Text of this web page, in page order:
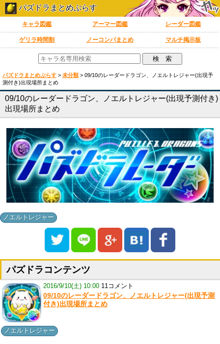
パズドラまとめぷらす
キャラ図鑑 アーマー図鑑 レーダー図鑑
ゲリラ時間割 ノーコンパまとめ マルチ掲示板
パズドラまとめぷらす > 未分類 > 09/10のレーダードラゴン、ノエルトレジャー(出現予
測付き)出現場所まとめ
09/10のレーダードラゴン、ノエルトレジャー(出現予測付き)
出現場所まとめ
ノエルトレジャー
パズドラコンテンツ
2016/9/10(土) 10:00 11コメント
09/10のレーダードラゴン、ノエルトレジャー(出現予測
付き)出現場所まとめ
ノエルトレジャー